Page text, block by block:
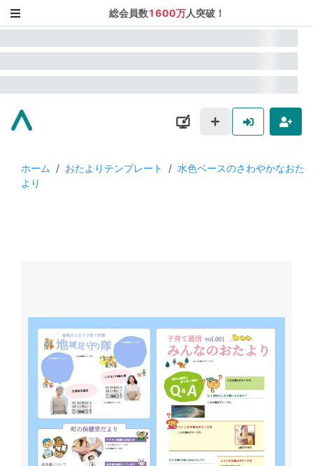
総会員数1600万人突破！
ホーム / おたよりテンプレート / 水色ベースのさわやかなおた
より